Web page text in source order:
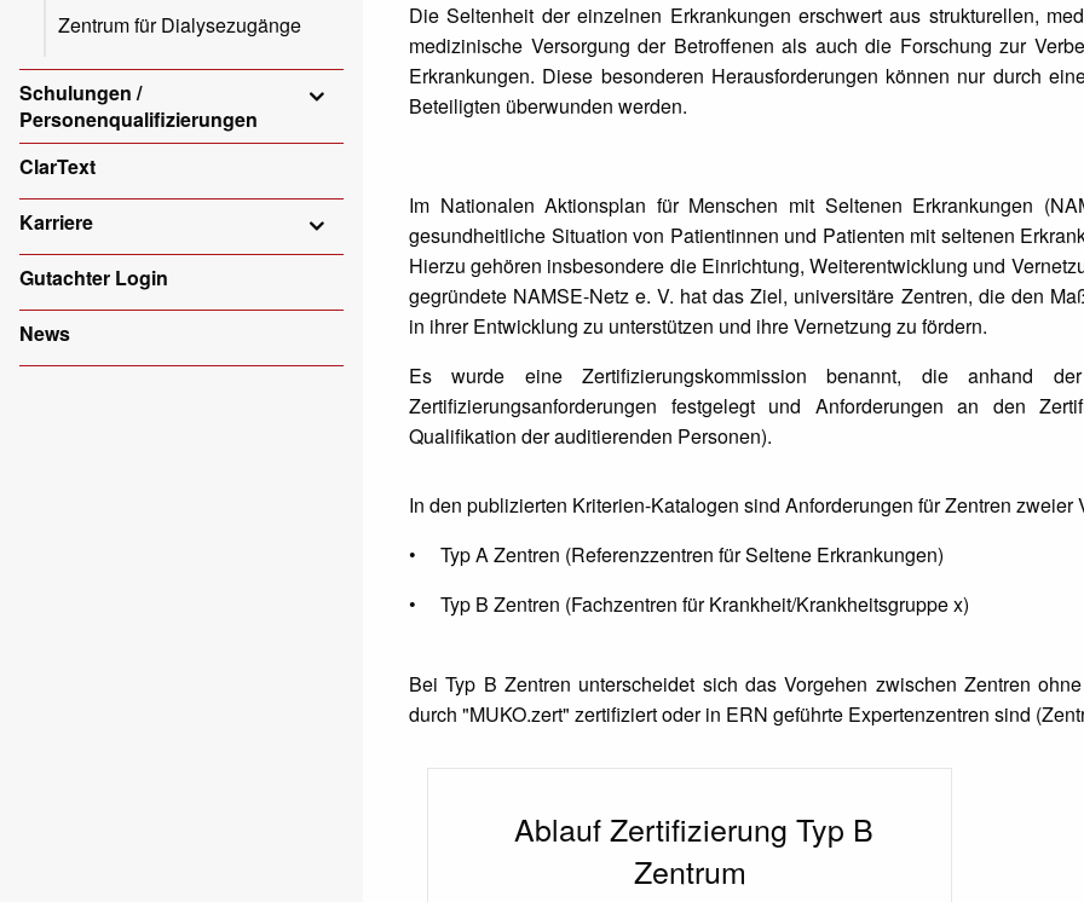
Zentrum für Dialysezugänge
Schulungen /
Personenqualifizierungen
ClarText
Karriere
Gutachter Login
News
Die Seltenheit der einzelnen Erkrankungen erschwert aus strukturellen,
medizinische Versorgung der Betroffenen als auch die Forschung zur
Erkrankungen. Diese besonderen Herausforderungen können nur durch
Beteiligten überwunden werden.
Im Nationalen Aktionsplan für Menschen mit Seltenen Erkrankungen
gesundheitliche Situation von Patientinnen und Patienten mit seltenen
Hierzu gehören insbesondere die Einrichtung, Weiterentwicklung und
gegründete NAMSE-Netz e. V. hat das Ziel, universitäre Zentren, die den
in ihrer Entwicklung zu unterstützen und ihre Vernetzung zu fördern.
Es wurde eine Zertifizierungskommission benannt, die anhand
Zertifizierungsanforderungen festgelegt und Anforderungen an den
Qualifikation der auditierenden Personen).
In den publizierten Kriterien-Katalogen sind Anforderungen für Zentren zweier
• Typ A Zentren (Referenzzentren für Seltene Erkrankungen)
• Typ B Zentren (Fachzentren für Krankheit/Krankheitsgruppe x)
Bei Typ B Zentren unterscheidet sich das Vorgehen zwischen Zentren
durch "MUKO.zert" zertifiziert oder in ERN geführte Expertenzentren sind
Ablauf Zertifizierung Typ B
Zentrum